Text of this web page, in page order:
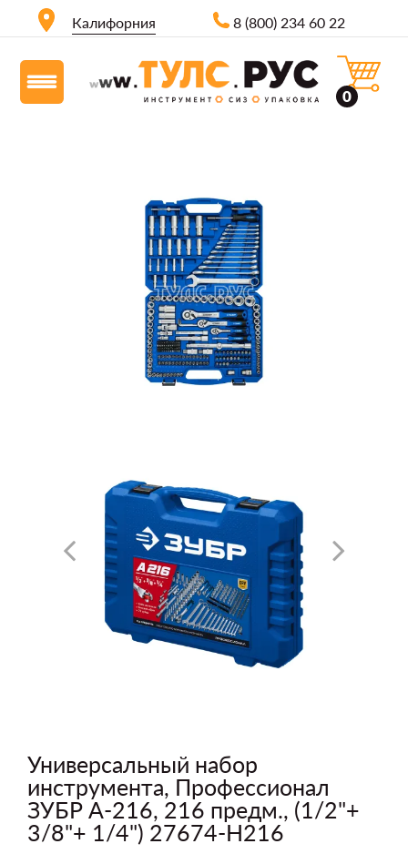
Калифорния 8 (800) 234 60 22
0
Универсальный набор
инструмента, Профессионал
ЗУБР А-216, 216 предм., (1/2"+
3/8"+ 1/4") 27674-H216